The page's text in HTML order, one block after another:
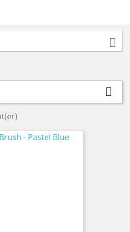

